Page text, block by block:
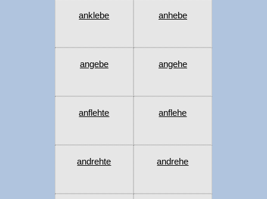
anklebe anhebe
angebe angehe
anflehte anflehe
andrehte andrehe